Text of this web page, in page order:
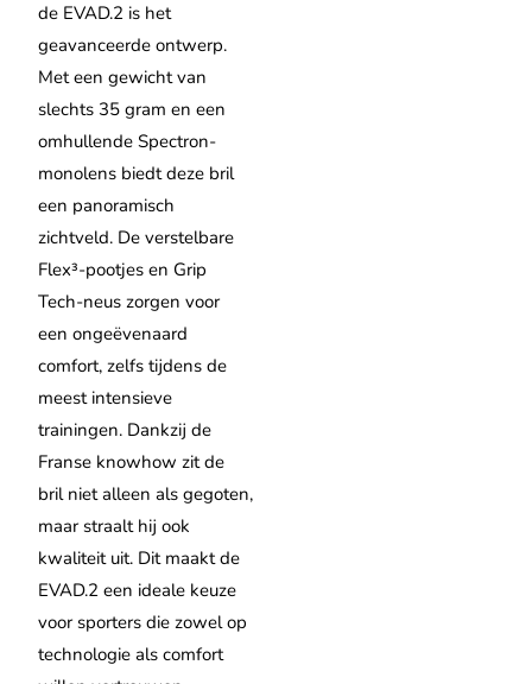
de EVAD.2 is het
geavanceerde ontwerp.
Met een gewicht van
slechts 35 gram en een
omhullende Spectron-
monolens biedt deze bril
een panoramisch
zichtveld. De verstelbare
Flex³-pootjes en Grip
Tech-neus zorgen voor
een ongeëvenaard
comfort, zelfs tijdens de
meest intensieve
trainingen. Dankzij de
Franse knowhow zit de
bril niet alleen als gegoten,
maar straalt hij ook
kwaliteit uit. Dit maakt de
EVAD.2 een ideale keuze
voor sporters die zowel op
technologie als comfort